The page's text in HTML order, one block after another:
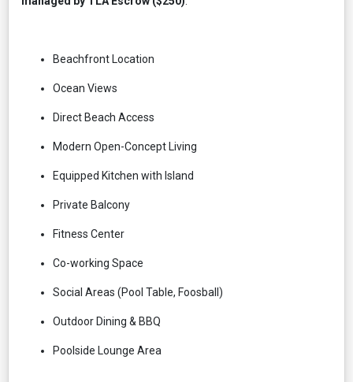
Beachfront Location
Ocean Views
Direct Beach Access
Modern Open-Concept Living
Equipped Kitchen with Island
Private Balcony
Fitness Center
Co-working Space
Social Areas (Pool Table, Foosball)
Outdoor Dining & BBQ
Poolside Lounge Area